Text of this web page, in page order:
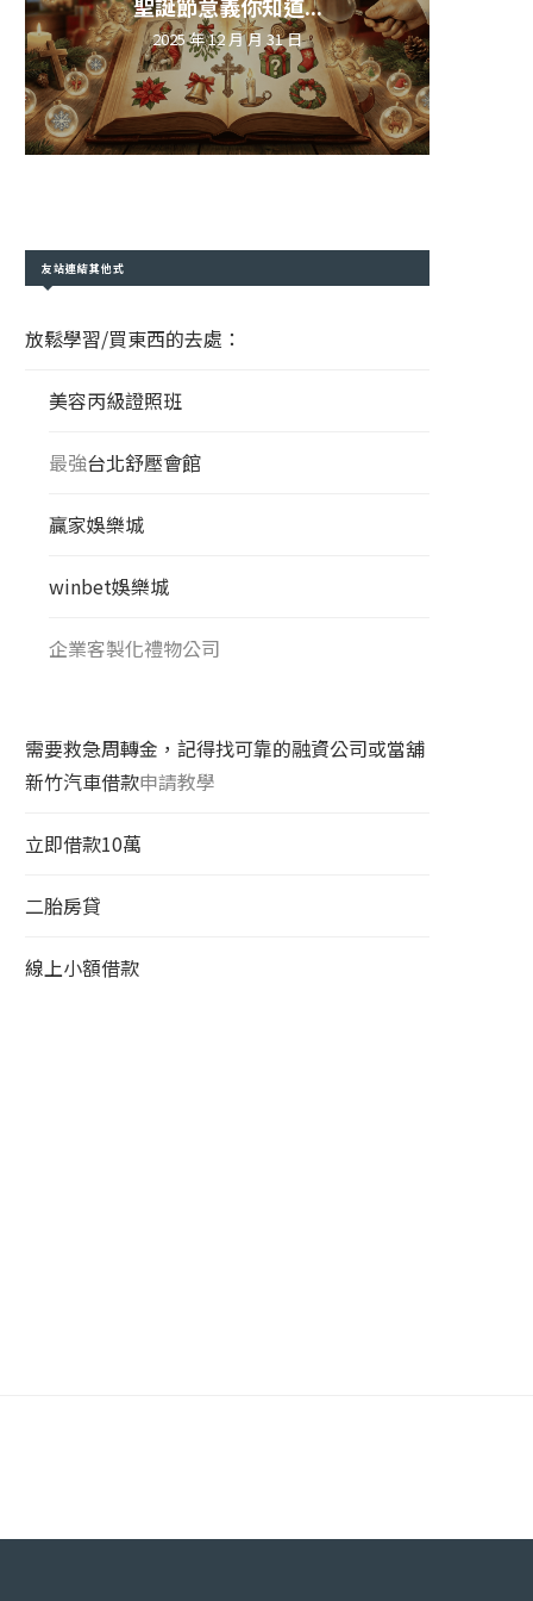
2025 年 12 月 月 31 日
友站連結其他式
放鬆學習/買東西的去處：
美容丙級證照班
最強台北舒壓會館
贏家娛樂城
winbet娛樂城
企業客製化禮物公司
需要救急周轉金，記得找可靠的融資公司或當舖
新竹汽車借款申請教學
立即借款10萬
二胎房貸
線上小額借款